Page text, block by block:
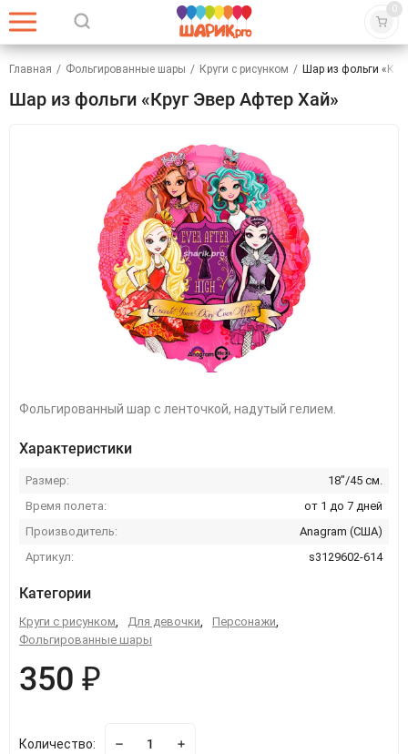
0
Главная / Фольгированные шары / Круги с рисунком / Шар из фольги
Шар из фольги «Круг Эвер Афтер Хай»
Фольгированный шар с ленточкой, надутый гелием.
Характеристики
Размер:
18"/45 см.
Время полета:
от 1 до 7 дней
Производитель:
Anagram (США)
Артикул:
s3129602-614
Категории
Круги с рисунком, Для девочки, Персонажи,
Фольгированные шары
350 ₽
Количество: